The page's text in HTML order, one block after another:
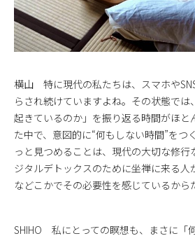
横山 特に現代の私たちは、スマホや
らされ続けていますよね。その状態で
起きているのか」を振り返る時間がほと
た中で、意図的に“何もしない時間”をつ
っと見つめることは、現代の大切な修
ジタルデトックスのために坐禅に来る人
などこかでその必要性を感じているから
SHIHO 私にとっての瞑想も、まさに「